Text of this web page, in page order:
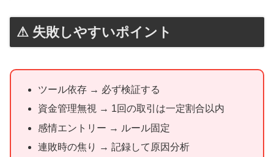
⚠ 失敗しやすいポイント
ツール依存 → 必ず検証する
資金管理無視 → 1回の取引は一定割合以内
感情エントリー → ルール固定
連敗時の焦り → 記録して原因分析